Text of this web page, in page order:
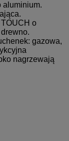
aluminium.
o
gazowa,
nagrzewają